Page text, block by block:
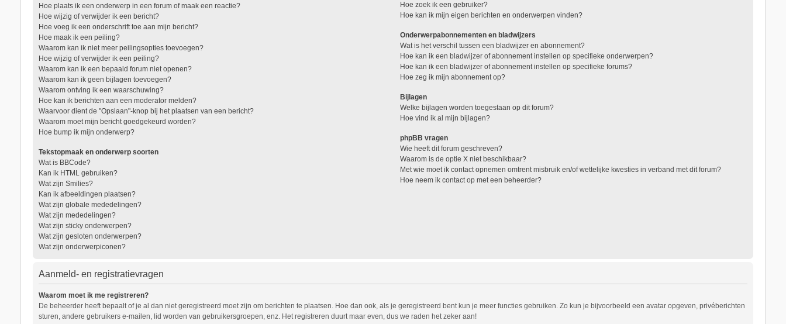
Hoe plaats ik een onderwerp in een forum of maak een reactie?
Hoe wijzig of verwijder ik een bericht?
Hoe voeg ik een onderschrift toe aan mijn bericht?
Hoe maak ik een peiling?
Waarom kan ik niet meer peilingsopties toevoegen?
Hoe wijzig of verwijder ik een peiling?
Waarom kan ik een bepaald forum niet openen?
Waarom kan ik geen bijlagen toevoegen?
Waarom ontving ik een waarschuwing?
Hoe kan ik berichten aan een moderator melden?
Waarvoor dient de "Opslaan"-knop bij het plaatsen van een bericht?
Waarom moet mijn bericht goedgekeurd worden?
Hoe bump ik mijn onderwerp?
Tekstopmaak en onderwerp soorten
Wat is BBCode?
Kan ik HTML gebruiken?
Wat zijn Smilies?
Kan ik afbeeldingen plaatsen?
Wat zijn globale mededelingen?
Wat zijn mededelingen?
Wat zijn sticky onderwerpen?
Wat zijn gesloten onderwerpen?
Wat zijn onderwerpiconen?
Hoe zoek ik een gebruiker?
Hoe kan ik mijn eigen berichten en onderwerpen vinden?
Onderwerpabonnementen en bladwijzers
Wat is het verschil tussen een bladwijzer en abonnement?
Hoe kan ik een bladwijzer of abonnement instellen op specifieke onderwerpen?
Hoe kan ik een bladwijzer of abonnement instellen op specifieke forums?
Hoe zeg ik mijn abonnement op?
Bijlagen
Welke bijlagen worden toegestaan op dit forum?
Hoe vind ik al mijn bijlagen?
phpBB vragen
Wie heeft dit forum geschreven?
Waarom is de optie X niet beschikbaar?
Met wie moet ik contact opnemen omtrent misbruik en/of wettelijke kwesties in verband met dit forum?
Hoe neem ik contact op met een beheerder?
Aanmeld- en registratievragen
Waarom moet ik me registreren?
De beheerder heeft bepaalt of je al dan niet geregistreerd moet zijn om berichten te plaatsen. Hoe dan ook, als je geregistreerd bent kun je meer functies gebruiken. Zo kun je bijvoorbeeld een avatar opgeven, privéberichten
sturen, andere gebruikers e-mailen, lid worden van gebruikersgroepen, enz. Het registreren duurt maar even, dus we raden het zeker aan!